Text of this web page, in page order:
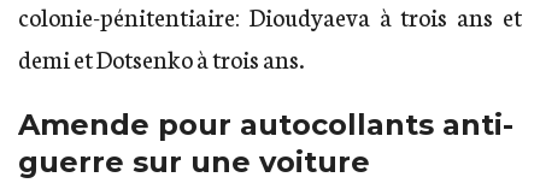
colonie-pénitentiaire: Dioudyaeva à trois ans et
demi et Dotsenko à trois ans.
Amende pour autocollants anti-
guerre sur une voiture